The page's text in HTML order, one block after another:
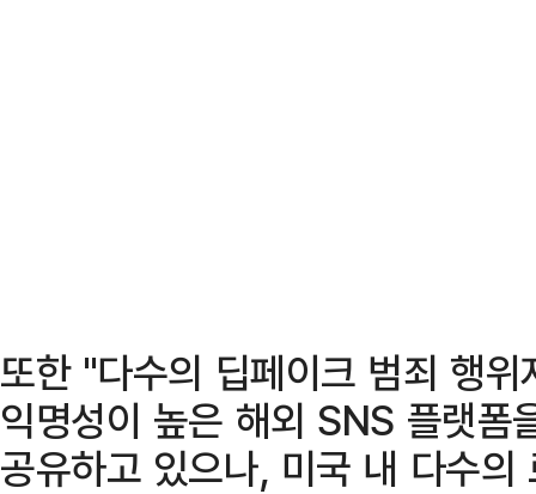
또한 "다수의 딥페이크 범죄 행
익명성이 높은 해외 SNS 플랫폼
공유하고 있으나, 미국 내 다수